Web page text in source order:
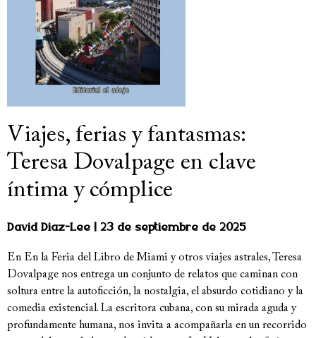
Viajes, ferias y fantasmas:
Teresa Dovalpage en clave
íntima y cómplice
David Diaz-Lee 23 de septiembre de 2025
En En la Feria del Libro de Miami y otros viajes astrales, Teresa
Dovalpage nos entrega un conjunto de relatos que caminan con
soltura entre la autoficción, la nostalgia, el absurdo cotidiano y la
comedia existencial. La escritora cubana, con su mirada aguda y
profundamente humana, nos invita a acompañarla en un recorrido